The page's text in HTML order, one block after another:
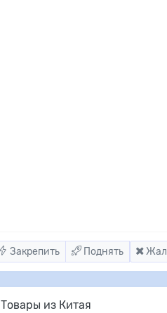
Закрепить Поднять
Товары из Китая